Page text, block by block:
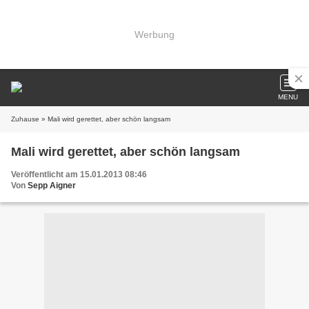
Werbung
MENU
Zuhause » Mali wird gerettet, aber schön langsam
Mali wird gerettet, aber schön langsam
Veröffentlicht am 15.01.2013 08:46
Von Sepp Aigner